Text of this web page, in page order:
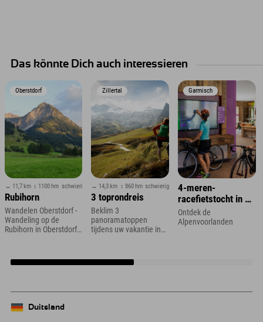
Das könnte Dich auch interessieren
Oberstdorf
↔ 11,7 km ↕ 1100 hm schwierig
Rubihorn
Wandelen Oberstdorf -
Wandeling op de
Rubihorn in Oberstdorf
Zillertal
↔ 14,3 km ↕ 860 hm schwierig
3 toprondreis
Beklim 3
panoramatoppen
tijdens uw vakantie in
Garmisch
4-meren-
racefietstocht in de
Zugspitze-regio
Ontdek de
Alpenvoorlanden
Duitsland